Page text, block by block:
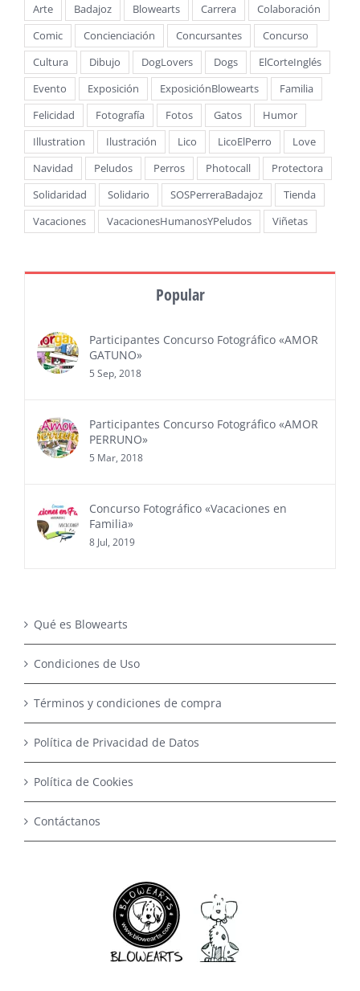
Arte
Badajoz Blowearts Carrera
Colaboración
Comic
Concienciación Concursantes
Concurso
Cultura
Dibujo DogLovers Dogs
ElCorteInglés
Evento
Exposición ExposiciónBlowearts
Familia
Felicidad
Fotografía Fotos Gatos
Humor
Illustration
Ilustración Lico LicoElPerro
Love
Navidad
Peludos Perros Photocall
Protectora
Solidaridad
Solidario SOSPerreraBadajoz
Tienda
Vacaciones
VacacionesHumanosYPeludos Viñetas
Popular
Participantes Concurso Fotográfico «AMOR
GATUNO»
5 Sep, 2018
Participantes Concurso Fotográfico «AMOR
PERRUNO»
5 Mar, 2018
Concurso Fotográfico «Vacaciones en
Familia»
8 Jul, 2019
Qué es Blowearts
Condiciones de Uso
Términos y condiciones de compra
Política de Privacidad de Datos
Política de Cookies
Contáctanos